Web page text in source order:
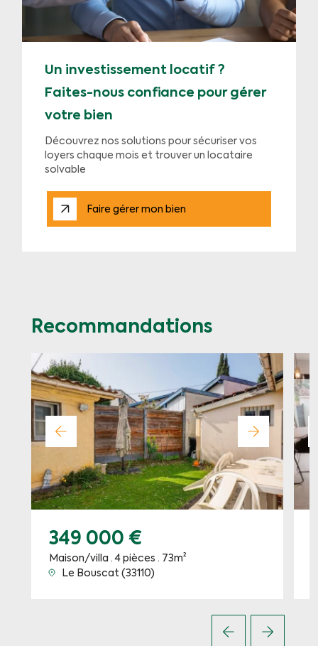
Un investissement locatif ?
Faites-nous confiance pour gérer
votre bien
Découvrez nos solutions pour sécuriser vos
loyers chaque mois et trouver un locataire
solvable
Faire gérer mon bien
Recommandations
349 000 €
Maison/villa · 4 pièces · 73m²
Le Bouscat (33110)